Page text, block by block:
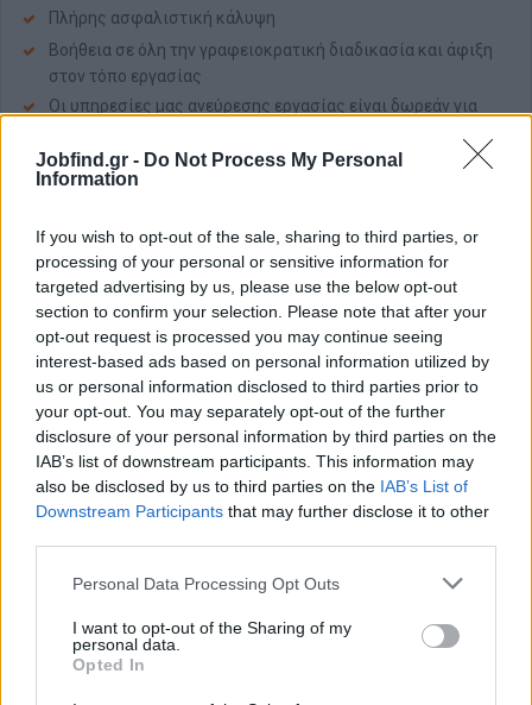
Jobfind.gr - Do Not Process My Personal
Information
If you wish to opt-out of the sale, sharing to third parties, or
processing of your personal or sensitive information for
targeted advertising by us, please use the below opt-out
section to confirm your selection. Please note that after your
opt-out request is processed you may continue seeing
interest-based ads based on personal information utilized by
us or personal information disclosed to third parties prior to
your opt-out. You may separately opt-out of the further
disclosure of your personal information by third parties on the
IAB’s list of downstream participants. This information may
also be disclosed by us to third parties on the IAB’s List of
Downstream Participants that may further disclose it to other
Personal Data Processing Opt Outs
I want to opt-out of the Sharing of my
personal data.
Opted In
Πλήρης ασφαλιστική κάλυψη
Βοήθεια σε όλη την γραφειοκρατική διαδικασία και άφιξη
στον τόπο εργασίας
Οι υπηρεσίες μας ανεύρεσης εργασίας είναι δωρεάν για
Αίτηση - Αποστολή Βιογραφικού
Σας ενδιαφέρει η θέση εργασίας; Εγγραφείτε για να στείλετε το
βιογραφικό σας στην εταιρεία.
Εγγραφή Είσοδος